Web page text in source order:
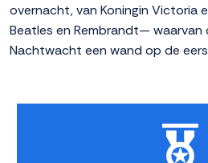
overnacht, van Koningin Victoria
Beatles en Rembrandt— waarvan
Nachtwacht een wand op de